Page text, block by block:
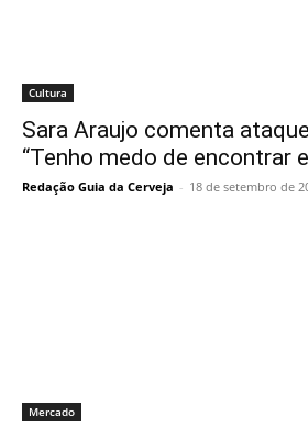
Cultura
Sara Araujo comenta
“Tenho medo de encontrar
Redação Guia da Cerveja - 18 de setembro de
Mercado